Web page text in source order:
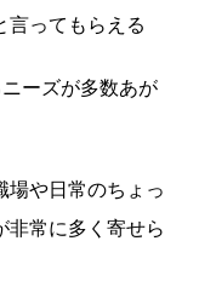
言ってもらえる
ーズが多数あが
場や日常のちょっ
非常に多く寄せら